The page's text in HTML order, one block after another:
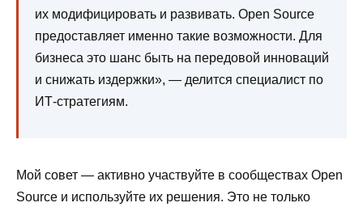
их модифицировать и развивать. Open Source
предоставляет именно такие возможности. Для
бизнеса это шанс быть на передовой инноваций
и снижать издержки», — делится специалист по
ИТ-стратегиям.
Мой совет — активно участвуйте в сообществах Open
Source и используйте их решения. Это не только